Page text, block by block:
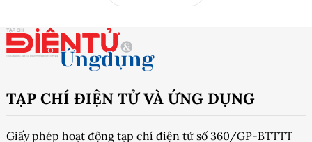
TẠP CHÍ ĐIỆN TỬ VÀ ỨNG DỤNG
Giấy phép hoạt động tạp chí điện tử số 360/GP-BTTTT